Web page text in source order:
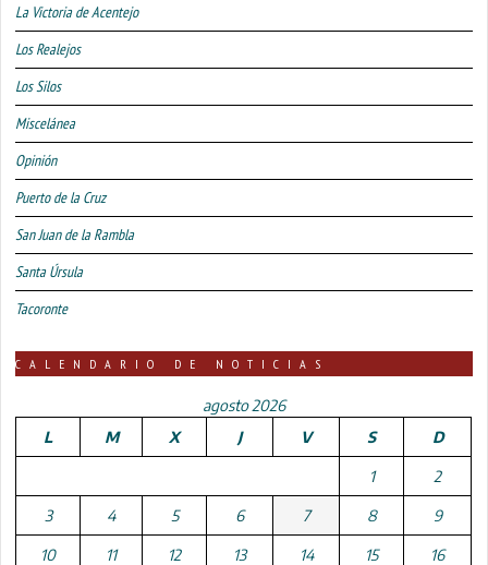
La Victoria de Acentejo
Los Realejos
Los Silos
Miscelánea
Opinión
Puerto de la Cruz
San Juan de la Rambla
Santa Úrsula
Tacoronte
CALENDARIO DE NOTICIAS
agosto 2026
L
M X J V S D
1 2
3 4 5 6 7 8 9
10 11 12 13 14 15 16